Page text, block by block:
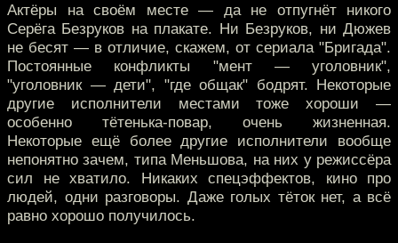
Актёры на своём месте — да не отпугнёт никого
Серёга Безруков на плакате. Ни Безруков, ни Дюжев
не бесят — в отличие, скажем, от сериала "Бригада".
Постоянные конфликты "мент — уголовник",
"уголовник — дети", "где общак" бодрят. Некоторые
другие исполнители местами тоже хороши —
особенно тётенька-повар, очень жизненная.
Некоторые ещё более другие исполнители вообще
непонятно зачем, типа Меньшова, на них у режиссёра
сил не хватило. Никаких спецэффектов, кино про
людей, одни разговоры. Даже голых тёток нет, а всё
равно хорошо получилось.